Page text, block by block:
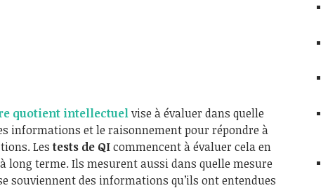
quotient intellectuelvise à évaluer dans quelle
informations et le raisonnement pour répondre à
Lestests de QIcommencent à évaluer cela en
long terme. Ils mesurent aussi dans quelle mesure
souviennent des informations qu’ils ont entendues